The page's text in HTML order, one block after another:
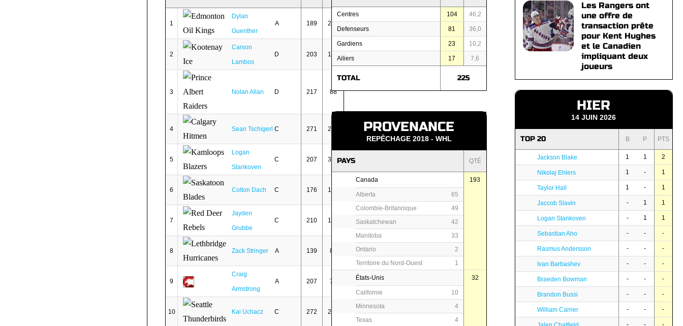
1
Dylan
Guenther
A 189 249
2
Carson
Lambos
D 203 140
3 Nolan Allan D 217 88
4 Sean Tschigerl C 271 206
5
Logan
Stankoven
C 207 314
6 Colton Dach C 176 160
7
Jayden
Grubbe
C 210 151
8 Zack Stringer A 139 89
9
Craig
Armstrong
A 207 79
10 Kai Uchacz C 272 231
Centres 104 46,2
Defenseurs 81 36,0
Gardiens 23 10,2
Ailiers 17 7,6
TOTAL 225
PROVENANCE
REPÊCHAGE 2018 - WHL
PAYS QTÉ
Canada 193
Alberta
65
Colombie-Britannique
49
Saskatchewan
42
Manitoba
33
Ontario
2
Territoire du Nord-Ouest
1
États-Unis 32
Californie
10
Minnesota
4
Texas
4
Les Rangers ont
une offre de
transaction prête
pour Kent Hughes
et le Canadien
impliquant deux
joueurs
HIER
14 JUIN 2026
TOP 20 B P PTS
Jackson Blake 1 1 2
Nikolaj Ehlers 1 - 1
Taylor Hall 1 - 1
Jaccob Slavin - 1 1
Logan Stankoven - 1 1
Sebastian Aho - - -
Rasmus Andersson - - -
Ivan Barbashev - - -
Braeden Bowman - - -
Brandon Bussi - - -
William Carrier - - -
- - -